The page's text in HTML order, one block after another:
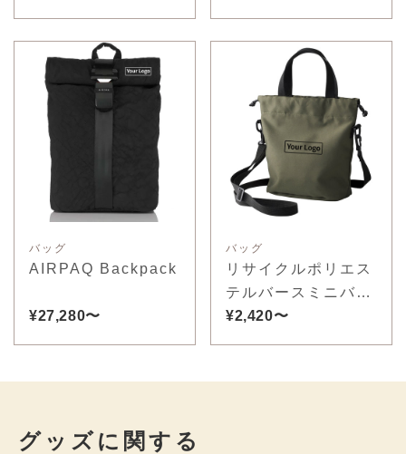
バッグ
AIRPAQ Backpack
¥27,280〜
バッグ
リサイクルポリエス
テルバースミニバッ
ク
¥2,420〜
グッズに関する